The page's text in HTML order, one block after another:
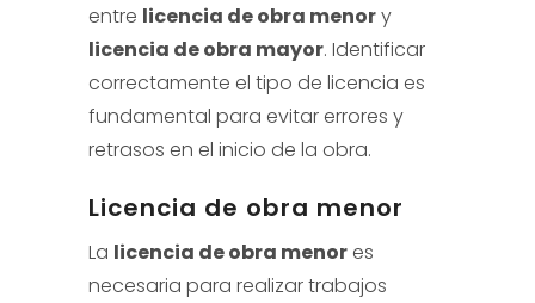
entre licencia de obra menory
licencia de obra mayor. Identificar
correctamente el tipo de licencia es
fundamental para evitar errores y
retrasos en el inicio de la obra.
Licencia de obra menor
La licencia de obra menor es
necesaria para realizar trabajos